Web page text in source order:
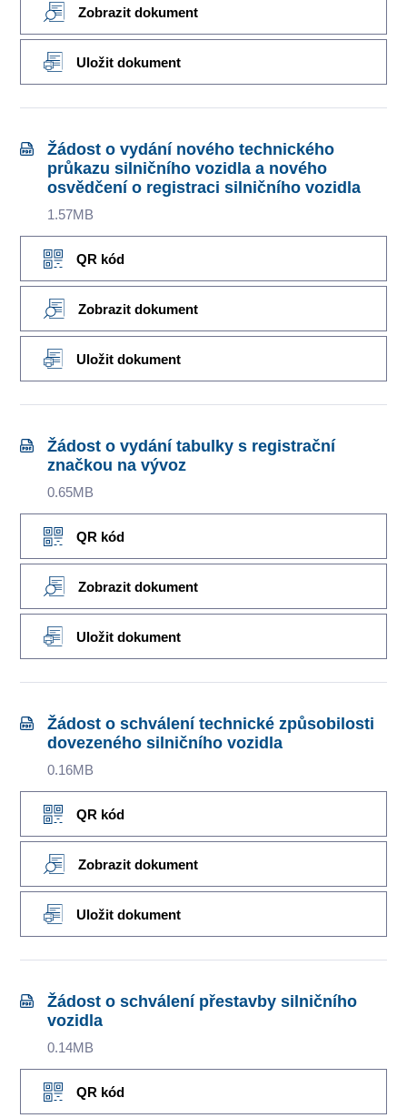
Zobrazit dokument
Uložit dokument
Žádost o vydání nového technického
průkazu silničního vozidla a nového
osvědčení o registraci silničního vozidla
1.57MB
QR kód
Zobrazit dokument
Uložit dokument
Žádost o vydání tabulky s registrační
značkou na vývoz
0.65MB
QR kód
Zobrazit dokument
Uložit dokument
Žádost o schválení technické způsobilosti
dovezeného silničního vozidla
0.16MB
QR kód
Zobrazit dokument
Uložit dokument
Žádost o schválení přestavby silničního
vozidla
0.14MB
QR kód